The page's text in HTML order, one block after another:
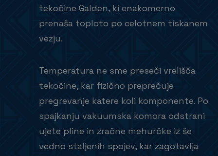
tekočine Galden, ki enakomerno
prenaša toploto po celotnem tiskanem
vezju.
Temperatura ne sme preseči vrelišča
tekočine, kar fizično preprečuje
pregrevanje katere koli komponente. Po
spajkanju vakuumska komora odstrani
ujete pline in zračne mehurčke iz še
vedno staljenih spojev, kar zagotavlja